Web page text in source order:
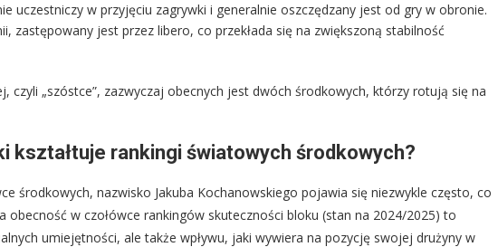
uczestniczy w przyjęciu zagrywki i generalnie oszczędzany jest od gry w obronie.
zastępowany jest przez libero, co przekłada się na zwiększoną stabilność
czyli „szóstce”, zazwyczaj obecnych jest dwóch środkowych, którzy rotują się na
kształtuje rankingi światowych środkowych?
środkowych, nazwisko Jakuba Kochanowskiego pojawia się niezwykle często, co
obecność w czołówce rankingów skuteczności bloku (stan na 2024/2025) to
umiejętności, ale także wpływu, jaki wywiera na pozycję swojej drużyny w